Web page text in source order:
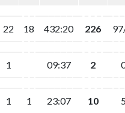
22 18 432:20 226
1 09:37 2
1 1 23:07 10
22 18 432:20 226
1 09:37 2
1 1 23:07 10